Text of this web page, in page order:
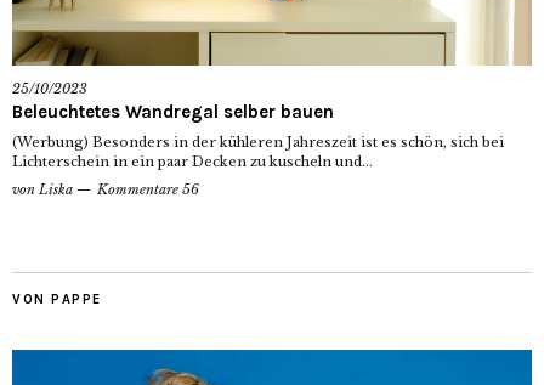
25/10/2023
Beleuchtetes Wandregal selber bauen
(Werbung) Besonders in der kühleren Jahreszeit ist es schön, sich bei
Lichterschein in ein paar Decken zu kuscheln und...
von Liska Kommentare 56
VON PAPPE